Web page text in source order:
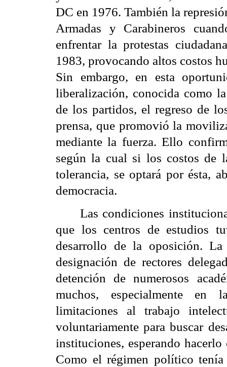
DC en 1976. También la
Armadas y Carabineros
enfrentar la protestas
1983, provocando altos costos
Sin embargo, en esta
liberalización, conocida como
de los partidos, el regreso de
prensa, que promovió la
mediante la fuerza. Ello
según la cual si los costos de
tolerancia, se optará por ésta,
democracia.
Las condiciones
que los centros de estudios
desarrollo de la oposición.
designación de rectores
detención de numerosos
muchos, especialmente en
limitaciones al trabajo
voluntariamente para buscar
instituciones, esperando
Como el régimen político